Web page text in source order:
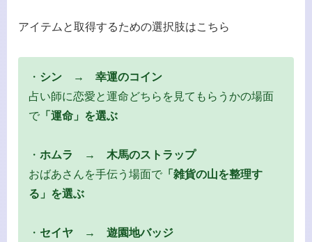
アイテムと取得するための選択肢はこちら
・ シン → 幸運のコイン
占い師に恋愛と運命どちらを見てもらうかの場面
で 「運命」を選ぶ
・ ホムラ → 木馬のストラップ
おばあさんを手伝う場面で 「雑貨の山を整理す
る」を選ぶ
・ セイヤ → 遊園地バッジ